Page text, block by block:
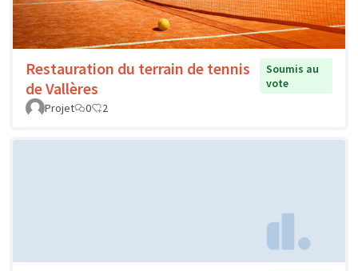
Restauration du terrain de tennis
de Vallères
Soumis au
vote
Projet
0 2